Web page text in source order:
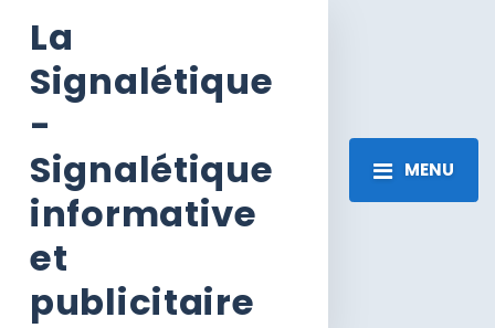
La
Signalétique
-
Signalétique
informative
et
publicitaire
MENU